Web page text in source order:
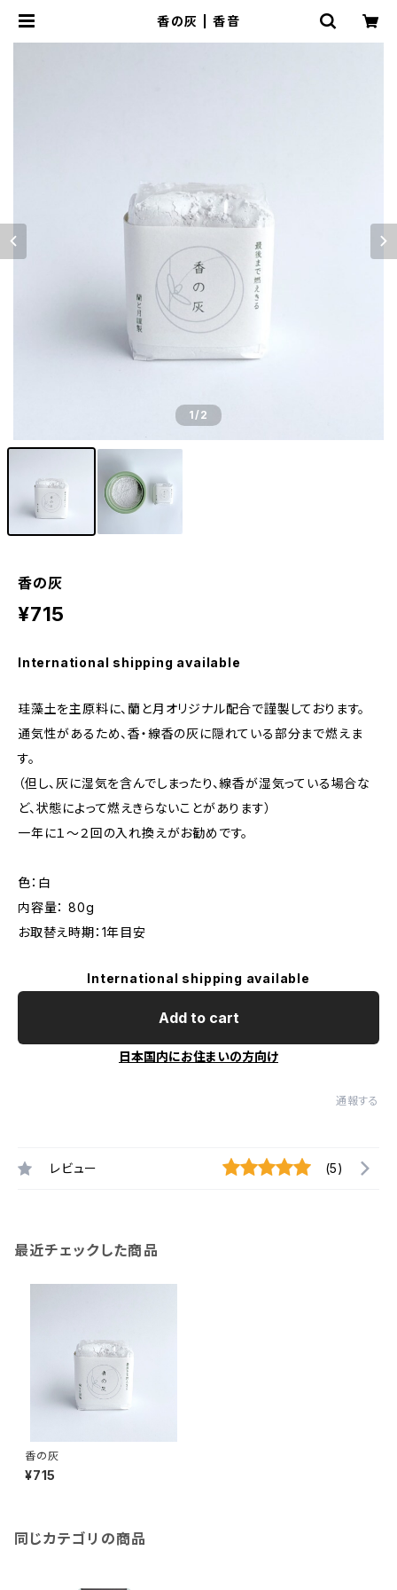
香の灰 | 香音
1/2
香の灰
¥715
International shipping available
珪藻土を主原料に、蘭と月オリジナル配合で謹製しております。
通気性があるため、香・線香の灰に隠れている部分まで燃えま
す。
（但し、灰に湿気を含んでしまったり、線香が湿気っている場合な
ど、状態によって燃えきらないことがあります）
一年に１～２回の入れ換えがお勧めです。
色：白
内容量： 80g
お取替え時期：1年目安
International shipping available
Add to cart
日本国内にお住まいの方向け
通報する
レビュー (5)
最近チェックした商品
香の灰
¥715
同じカテゴリの商品